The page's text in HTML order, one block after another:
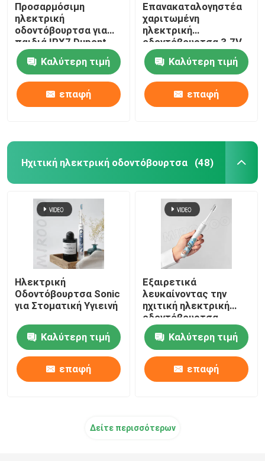
Προσαρμόσιμη
ηλεκτρική
οδοντόβουρτσα για
παιδιά,IPX7 Dupont
Soft Brush
Οδοντόβουρτσα για
παιδιά
Καλύτερη τιμή
επαφή
Επανακαταλογηστέα
χαριτωμένη
ηλεκτρική
οδοντόβουρτσα 3.7V
παιδιών αδιάβροχη με
4 τρόπουςΚαλύτερη τιμή
επαφή
Ηχιτική ηλεκτρική οδοντόβουρτσα (48)
Ηλεκτρική
Οδοντόβουρτσα Sonic
για Στοματική Υγιεινή
Καλύτερη τιμή
επαφή
Εξαιρετικά
λευκαίνοντας την
ηχιτική ηλεκτρική
οδοντόβουρτσα
18000 ταινία Γ VPM
που χρεώνει με 3
τρόπους
Καλύτερη τιμή
επαφή
Δείτε περισσότερων